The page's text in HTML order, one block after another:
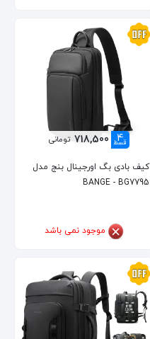
4
قسط 718,500 تومانی
کیف بادی بگ اورجینال بنج مدل
BANGE - BG7795
موجود نمی باشد